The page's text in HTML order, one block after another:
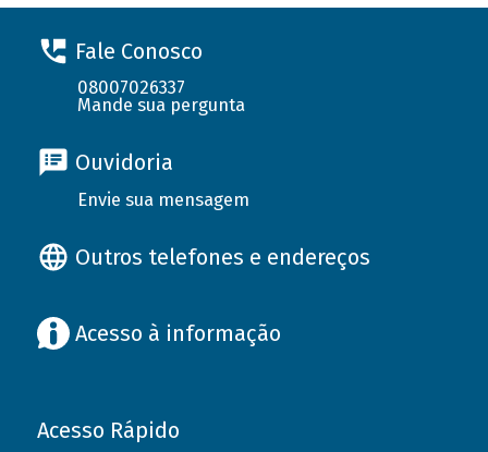
Fale Conosco
08007026337
Mande sua pergunta
Ouvidoria
Envie sua mensagem
Outros telefones e endereços
Acesso à informação
Acesso Rápido